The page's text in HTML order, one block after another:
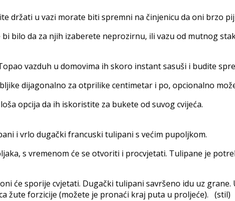
držati u vazi morate biti spremni na činjenicu da oni brzo
bilo da za njih izaberete neprozirnu, ili vazu od mutnog
vazduh u domovima ih skoro instant sasuši i budite
dijagonalno za otprilike centimetar i po, opcionalno
opcija da ih iskoristite za bukete od suvog cvijeća.
i vrlo dugački francuski tulipani s većim pupoljkom.
s vremenom će se otvoriti i procvjetati. Tulipane je
će sporije cvjetati. Dugački tulipani savršeno idu uz
žute forzicije (možete je pronaći kraj puta u proljeće). (stil)